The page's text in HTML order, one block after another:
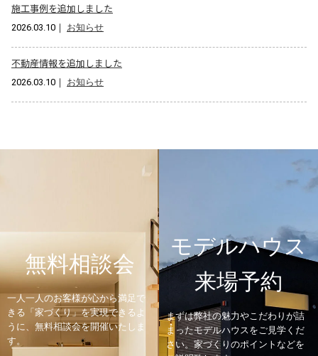
施工事例を追加しました
2026.03.10 ｜ お知らせ
不動産情報を追加しました
2026.03.10 ｜ お知らせ
無料相談会
一人一人のお客様が心から満足で
きる「家づくり」を実現できるよ
うに、無料相談会を開催いたしま
す。
モデルハウス
来場予約
まずは弊社の魅力やこだわりが詰
まったモデルハウスをご見学くだ
さい。家づくりのポイントなどを